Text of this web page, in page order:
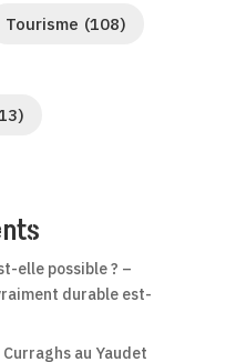
Tourisme (108)
elle possible ? –
durable est-
Curraghs au Yaudet